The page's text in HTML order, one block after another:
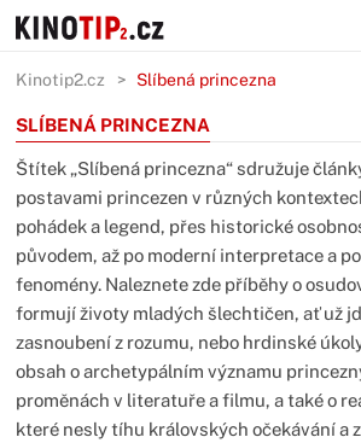
Kinotip2.cz Slíbená princezna
SLÍBENÁ PRINCEZNA
Štítek „Slíbená princezna“ sdružuje
postavami princezen v různých
pohádek a legend, přes historické
původem, až po moderní interpretace a
fenomény. Naleznete zde příběhy o
formují životy mladých šlechtičen, ať už
zasnoubení z rozumu, nebo hrdinské
obsah o archetypálním významu
proměnách v literatuře a filmu, a také o
které nesly tíhu královských očekávání a